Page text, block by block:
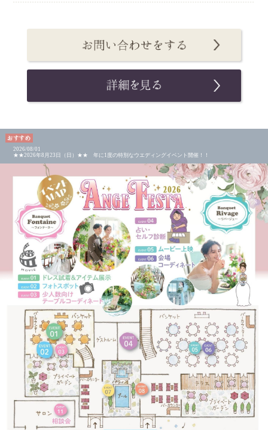
2026/08/01
★★2026年8月23日（日）★★ 年に1度の特別なウエディングイベント開催！！